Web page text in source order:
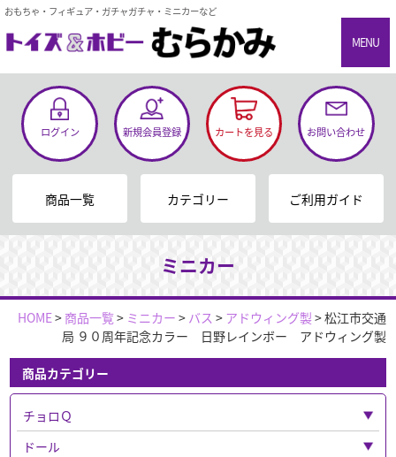
おもちゃ・フィギュア・ガチャガチャ・ミニカーなど
MENU
ログイン 新規会員登録 カートを見る お問い合わせ
商品一覧 カテゴリー ご利用ガイド
ミニカー
HOME> 商品一覧> ミニカー > バス > アドウィング製>松江市交通
局 ９０周年記念カラー 日野レインボー アドウィング製
商品カテゴリー
チョロＱ
ドール